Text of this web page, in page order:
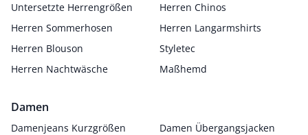
Untersetzte Herrengrößen
Herren Chinos
Herren Sommerhosen
Herren Langarmshirts
Herren Blouson
Styletec
Herren Nachtwäsche
Maßhemd
Damen
Damenjeans Kurzgrößen
Damen Übergangsjacken